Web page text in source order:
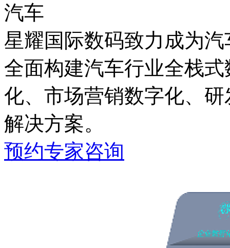
汽车
星耀国际数码致力成为汽
全面构建汽车行业全栈式
化、市场营销数字化
解决方案。
预约专家咨询